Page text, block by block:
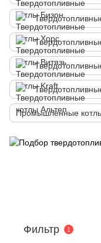
Промышленные
Фильтр 1